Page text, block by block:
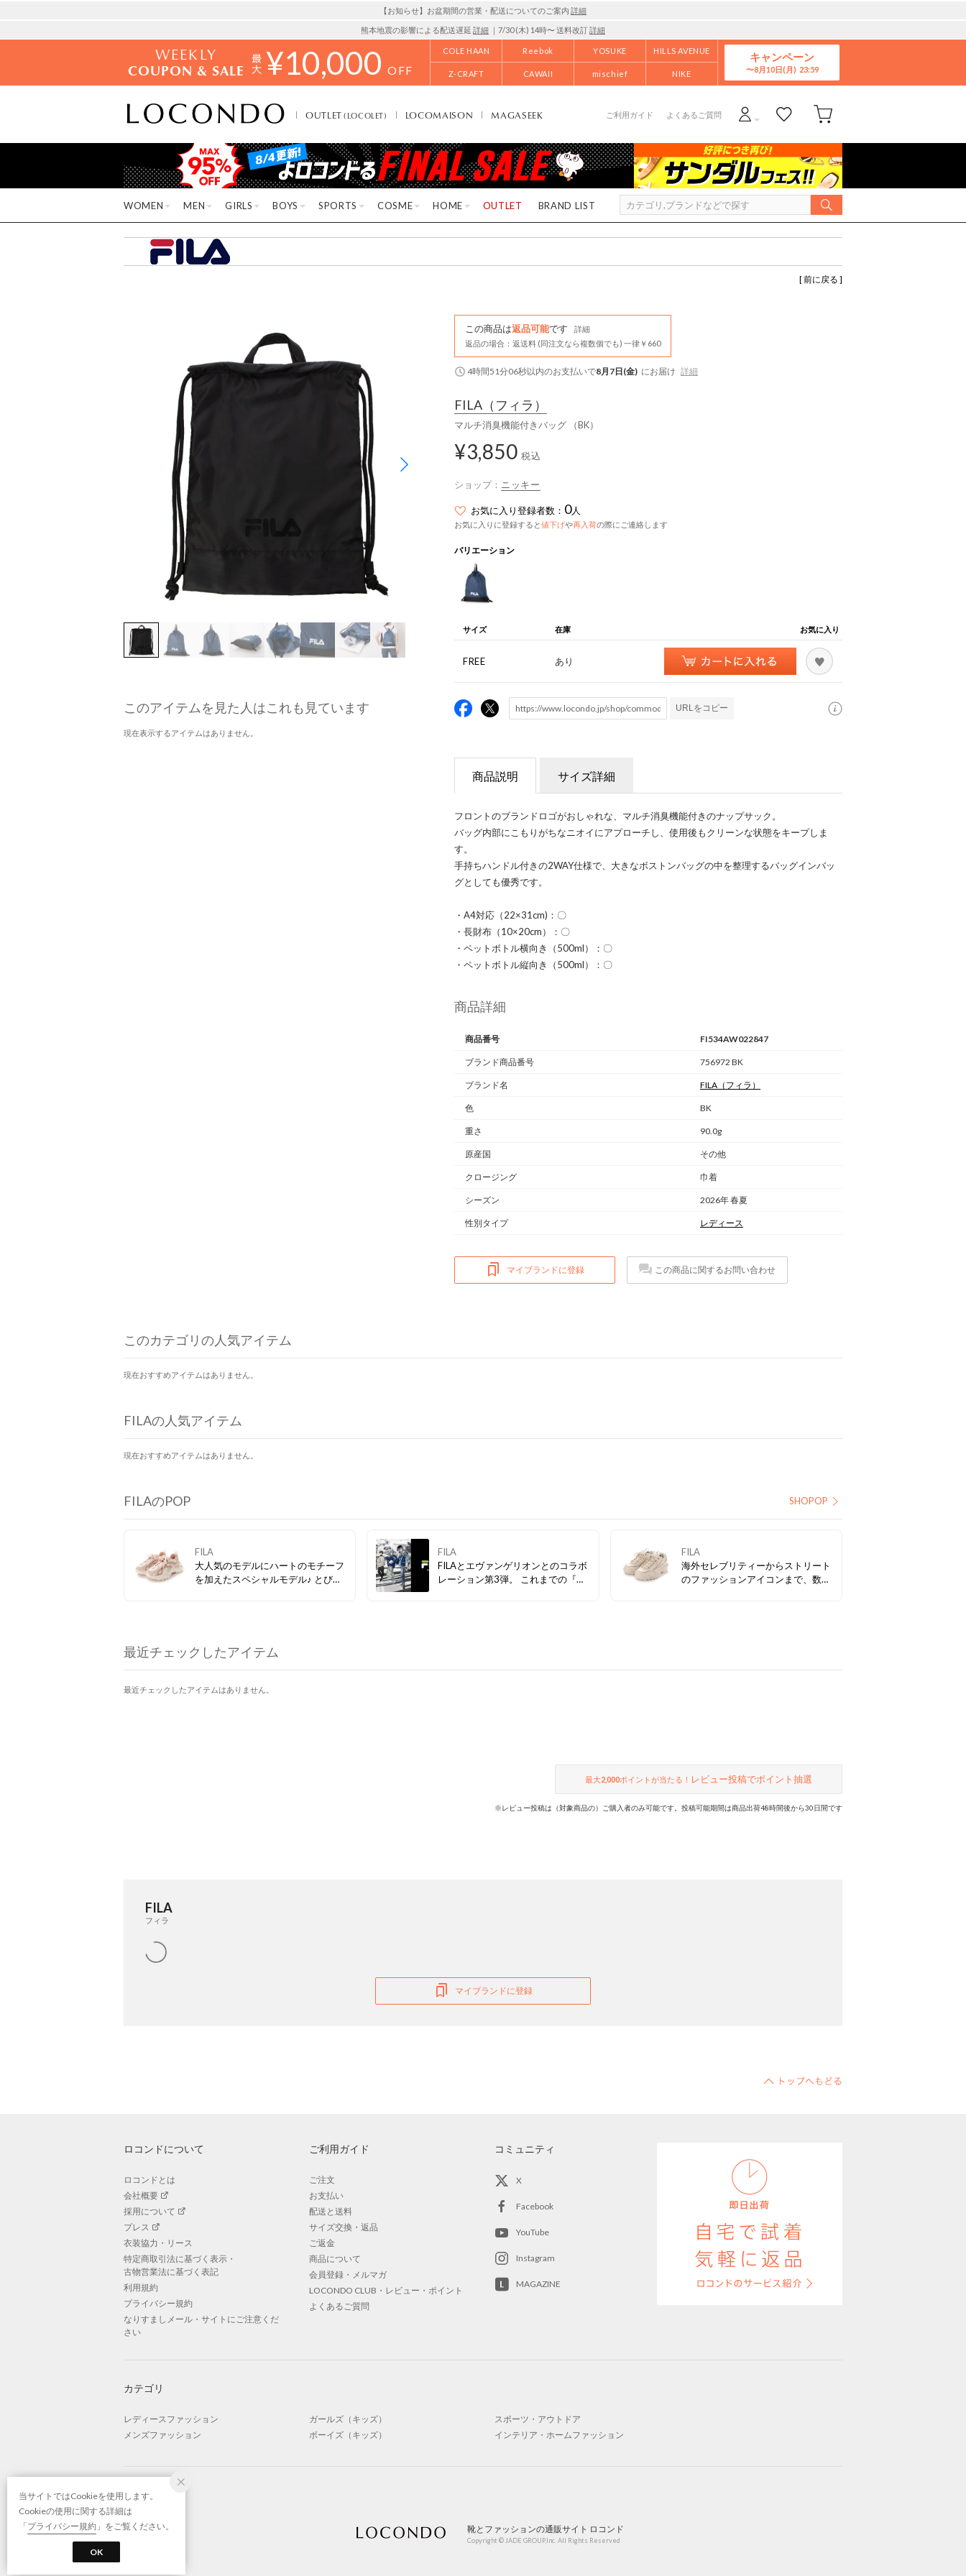
【お知らせ】お盆期間の営業・配送についてのご案内 詳細
熊本地震の影響による配送遅延 詳細 ｜7/30 (木) 14時〜 送料改訂詳細
WEEKLY
COUPON & SALE ¥10,000 OFF
COLE HAAN Reebok YOSUKE HILLS AVENUE
Z-CRAFT CAWAII mischief NIKE
キャンペーン
8月10日(月)
OUTLET(LOCOLET) LOCOMAISON MAGASEEK ご利用ガイド よくあるご質問
WOMEN MEN GIRLS BOYS SPORTS COSME HOME OUTLET BRAND LIST
[ 前に戻る ]
このアイテムを見た人はこれも見ています
現在表示するアイテムはありません。
この商品は返品可能です
詳細
返品の場合：返送料 (同注文なら複数個でも) 一律￥660
4時間51分05秒以内のお支払いで8月7日(金) にお届け 詳細
FILA （フィラ）
マルチ消臭機能付きバッグ （BK）
¥3,850 税込
ショップ： ニッキー
お気に入り登録者数： 0人
お気に入りに登録すると値下げや再入荷の際にご連絡します
バリエーション
サイズ 在庫 お気に入り
FREE あり
URLをコピー
商品説明 サイズ詳細
フロントのブランドロゴがおしゃれな、マルチ消臭機能付きのナップサック。
バッグ内部にこもりがちなニオイにアプローチし、使用後もクリーンな状態をキープしま
す。
手持ちハンドル付きの2WAY仕様で、大きなボストンバッグの中を整理するバッグインバッ
グとしても優秀です。
・A4対応（22×31cm)：〇
・長財布（10×20cm）：〇
・ペットボトル横向き（500ml）：〇
・ペットボトル縦向き（500ml）：〇
商品詳細
商品番号 FI534AW022847
ブランド商品番号 756972 BK
ブランド名 FILA （フィラ）
色 BK
重さ 90.0g
原産国 その他
クロージング 巾着
シーズン 2026年 春夏
性別タイプ レディース
マイブランドに登録 この商品に関するお問い合わせ
このカテゴリの人気アイテム
現在おすすめアイテムはありません。
FILAの人気アイテム
現在おすすめアイテムはありません。
FILAのPOP SHOPOP
FILA
大人気のモデルにハートのモチーフ
を加えたスペシャルモデル♪ とびき
FILA
FILAとエヴァンゲリオンとのコラボ
レーション第3弾。 これまでの『ヱ
FILA
海外セレブリティーからストリート
のファッションアイコンまで、数多
最近チェックしたアイテム
最近チェックしたアイテムはありません。
最大2,000ポイントが当たる！ レビュー投稿でポイント抽選
※レビュー投稿は（対象商品の）ご購入者のみ可能です。投稿可能期間は商品出荷48時間後から30日間です
FILA
フィラ
マイブランドに登録
ロコンドについて
ロコンドとは
会社概要
採用について
プレス
衣装協力・リース
特定商取引法に基づく表示・
古物営業法に基づく表記
利用規約
プライバシー規約
なりすましメール・サイトにご注意くだ
さい
ご利用ガイド
ご注文
お支払い
配送と送料
サイズ交換・返品
ご返金
商品について
会員登録・メルマガ
LOCONDO CLUB・レビュー・ポイント
よくあるご質問
コミュニティ
X
Facebook
YouTube
Instagram
MAGAZINE
カテゴリ
レディースファッション
メンズファッション
ガールズ（キッズ）
ボーイズ（キッズ）
スポーツ・アウトドア
インテリア・ホームファッション
靴とファッションの通販サイト ロコンド
Copyright © JADE GROUP,Inc. All Rights Reserved
当サイトではCookieを使用します。
Cookieの使用に関する詳細は
「プライバシー規約 」をご覧ください。
OK